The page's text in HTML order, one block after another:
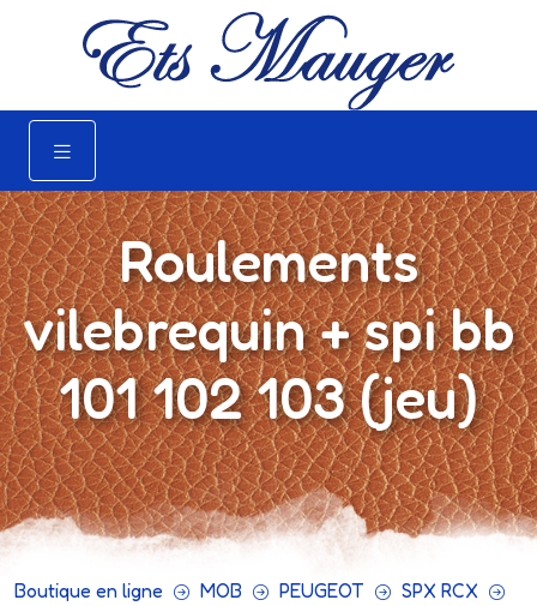
Roulements
vilebrequin + spi bb
101 102 103 (jeu)
Boutique en ligne MOB PEUGEOT
SPX RCX